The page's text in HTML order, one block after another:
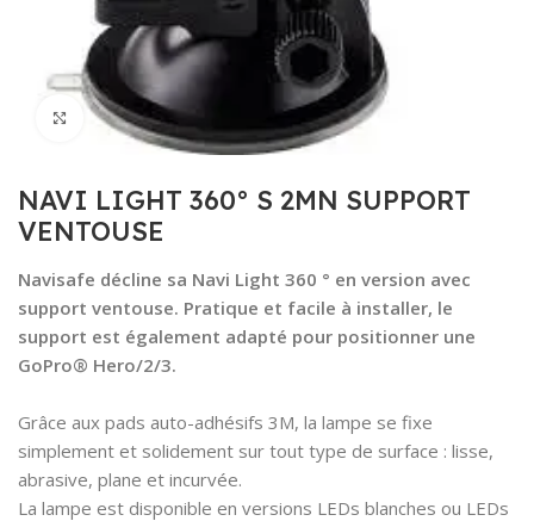
Click to enlarge
NAVI LIGHT 360° S 2MN SUPPORT
VENTOUSE
Navisafe décline sa Navi Light 360 ° en version avec
support ventouse. Pratique et facile à installer, le
support est également adapté pour positionner une
GoPro® Hero/2/3.
Grâce aux pads auto-adhésifs 3M, la lampe se fixe
simplement et solidement sur tout type de surface : lisse,
abrasive, plane et incurvée.
La lampe est disponible en versions LEDs blanches ou LEDs